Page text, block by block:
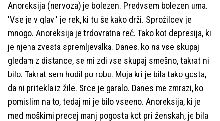
Anoreksija (nervoza) je bolezen. Predvsem bolezen uma.
'Vse je v glavi' je rek, ki tu še kako drži. Sprožilcev je
mnogo. Anoreksija je trdovratna reč. Tako kot depresija, ki
je njena zvesta spremljevalka. Danes, ko na vse skupaj
gledam z distance, se mi zdi vse skupaj smešno, takrat ni
bilo. Takrat sem hodil po robu. Moja kri je bila tako gosta,
da ni pritekla iz žile. Srce je garalo. Danes me zmrazi, ko
pomislim na to, tedaj mi je bilo vseeno. Anoreksija, ki je
med moškimi precej manj pogosta kot pri ženskah, je bila